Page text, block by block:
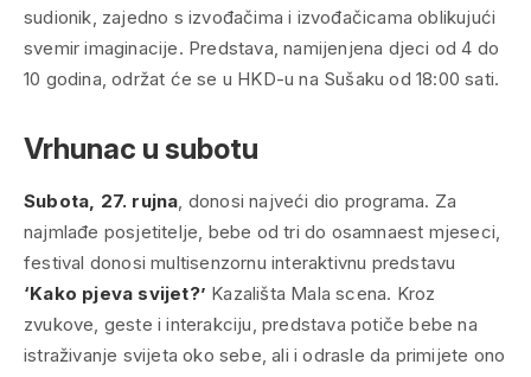
sudionik, zajedno s izvođačima i izvođačicama oblikujući
svemir imaginacije. Predstava, namijenjena djeci od 4 do
10 godina, održat će se u HKD-u na Sušaku od 18:00 sati.
Vrhunac u subotu
Subota, 27. rujna, donosi najveći dio programa. Za
najmlađe posjetitelje, bebe od tri do osamnaest mjeseci,
festival donosi multisenzornu interaktivnu predstavu
‘Kako pjeva svijet?’ Kazališta Mala scena. Kroz
zvukove, geste i interakciju, predstava potiče bebe na
istraživanje svijeta oko sebe, ali i odrasle da primijete ono